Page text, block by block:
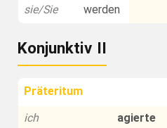
sie/Sie
werden
Konjunktiv II
Präteritum
ich
agierte